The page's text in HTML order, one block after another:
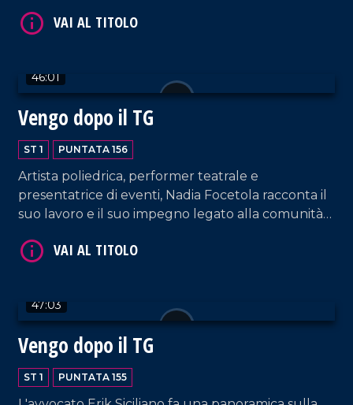
volta erudendoci sui bandi di terzo settore.
46:01
Vengo dopo il TG
ST 1 PUNTATA 156
Artista poliedrica, performer teatrale e
presentatrice di eventi, Nadia Focetola racconta il
suo lavoro e il suo impegno legato alla comunità
47:03
Vengo dopo il TG
ST 1 PUNTATA 155
VAI AL TITOLO
VAI AL TITOLO